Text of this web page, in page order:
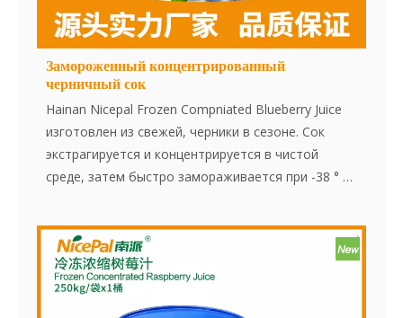
Замороженный концентрированный
черничный сок
Hainan Nicepal Frozen Compniated Blueberry Juice
изготовлен из свежей, черники в сезоне. Сок
экстрагируется и концентрируется в чистой
среде, затем быстро замораживается при -38 ° C
приготовления сока до быстрого
замораживания, завершается в течение 30
минут, что эффективно сохраняет свежий вкус и
содержание питания в чернике.